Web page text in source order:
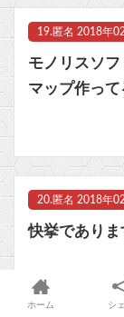
19. 匿名 2018年
モノリスソ
マップ作って
20. 匿名 2018年
快挙でありま
ホーム シ